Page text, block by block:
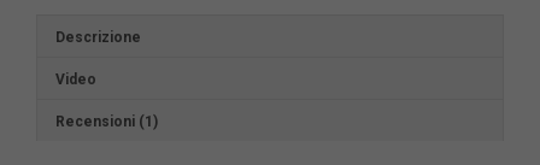
Descrizione
Video
Recensioni (1)